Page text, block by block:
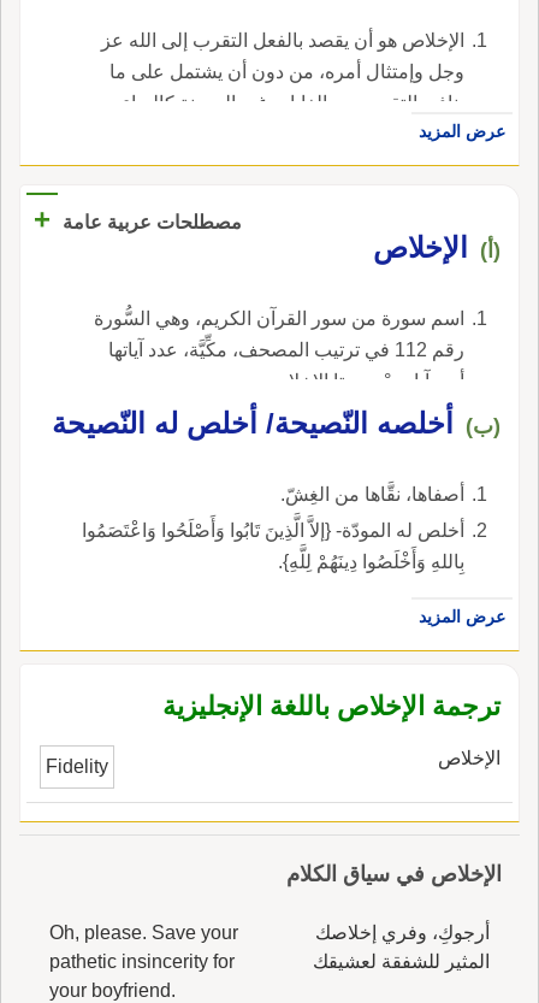
الإخلاص هو أن يقصد بالفعل التقرب إلى الله عز
وجل وإمتثال أمره، من دون أن يشتمل على ما
ينافي التقرب من الغايات غير الحسنة كالرياء
والعجب ونحوها.عرض المزيد
مصطلحات عربية عامة +
(أ) الإخلاص
اسم سورة من سور القرآن الكريم، وهي السُّورة
رقم 112 في ترتيب المصحف، مكِّيَّة، عدد آياتها
أربع آيات ° سورتا الإخلاص.
(ب) أخلصه النّصيحة/ أخلص له النّصيحة
أصفاها، نقَّاها من الغِشّ.
أخلص له المودّة- {إلاَّ الَّذِينَ تَابُوا وَأَصْلَحُوا وَاعْتَصَمُوا
بِاللهِ وَأَخْلَصُوا دِينَهُمْ لِلَّهِ}.
عرض المزيد
ترجمة الإخلاص باللغة الإنجليزية
الإخلاص Fidelity
الإخلاص في سياق الكلام
أرجوكِ، وفري إخلاصك
المثير للشفقة لعشيقك
Oh, please. Save your
pathetic insincerity for
your boyfriend.